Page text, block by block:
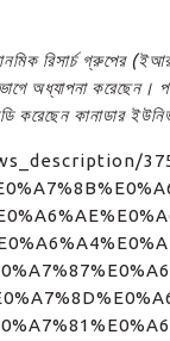
রিসার্চ গ্রুপের
বিভাগে অধ্যাপনা
করেছেন কানাডার